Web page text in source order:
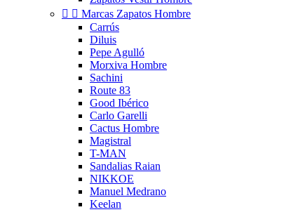
  Marcas Zapatos Hombre
Carrús
Diluis
Pepe Agulló
Morxiva Hombre
Sachini
Route 83
Good Ibérico
Carlo Garelli
Cactus Hombre
Magistral
T-MAN
Sandalias Raian
NIKKOE
Manuel Medrano
Keelan